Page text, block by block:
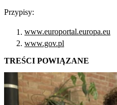
Przypisy:
www.europortal.europa.eu
www.gov.pl
TREŚCI POWIĄZANE